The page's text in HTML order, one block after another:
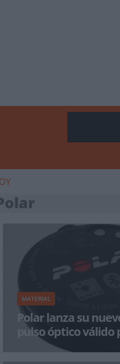
MATERIAL
Polar lanza su
pulso óptico
tipo de deportes
Polar, marca pionera y líder